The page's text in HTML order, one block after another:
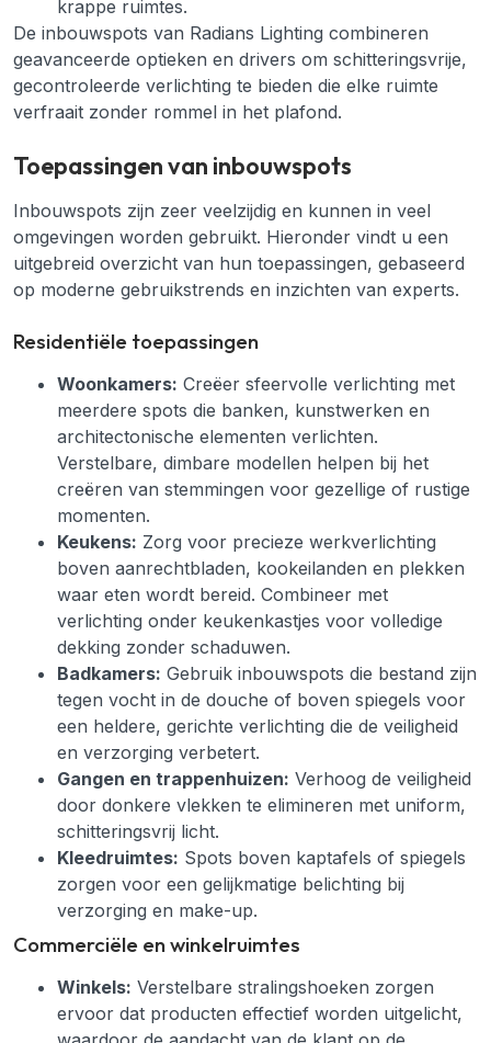
krappe ruimtes.
De inbouwspots van Radians Lighting combineren
geavanceerde optieken en drivers om schitteringsvrije,
gecontroleerde verlichting te bieden die elke ruimte
verfraait zonder rommel in het plafond.
Toepassingen van inbouwspots
Inbouwspots zijn zeer veelzijdig en kunnen in veel
omgevingen worden gebruikt. Hieronder vindt u een
uitgebreid overzicht van hun toepassingen, gebaseerd
op moderne gebruikstrends en inzichten van experts.
Residentiële toepassingen
Woonkamers: Creëer sfeervolle verlichting met
meerdere spots die banken, kunstwerken en
architectonische elementen verlichten.
Verstelbare, dimbare modellen helpen bij het
creëren van stemmingen voor gezellige of rustige
momenten.
Keukens: Zorg voor precieze werkverlichting
boven aanrechtbladen, kookeilanden en plekken
waar eten wordt bereid. Combineer met
verlichting onder keukenkastjes voor volledige
dekking zonder schaduwen.
Badkamers: Gebruik inbouwspots die bestand zijn
tegen vocht in de douche of boven spiegels voor
een heldere, gerichte verlichting die de veiligheid
en verzorging verbetert.
Gangen en trappenhuizen: Verhoog de veiligheid
door donkere vlekken te elimineren met uniform,
schitteringsvrij licht.
Kleedruimtes: Spots boven kaptafels of spiegels
zorgen voor een gelijkmatige belichting bij
verzorging en make-up.
Commerciële en winkelruimtes
Winkels: Verstelbare stralingshoeken zorgen
ervoor dat producten effectief worden uitgelicht,